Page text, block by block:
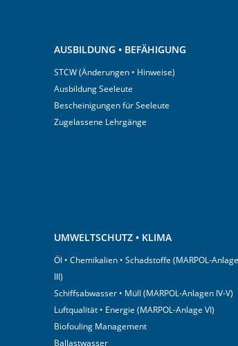
AUSBILDUNG • BEFÄHIGUNG
STCW (Änderungen • Hinweise)
Ausbildung Seeleute
Bescheinigungen für Seeleute
Zugelassene Lehrgänge
UMWELTSCHUTZ • KLIMA
Öl • Chemikalien • Schadstoffe (MARPOL-
III)
Schiffsabwasser • Müll (MARPOL-Anlagen IV-V)
Luftqualität • Energie (MARPOL-Anlage VI)
Biofouling Management
Ballastwasser